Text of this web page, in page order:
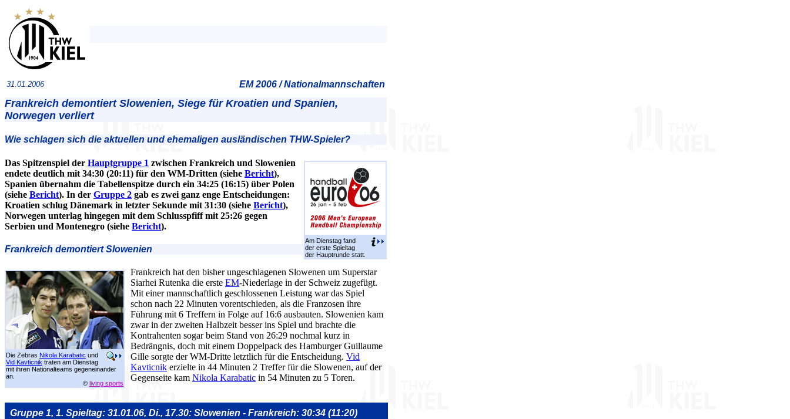
31.01.2006 EM 2006 / Nationalmannschaften
Frankreich demontiert Slowenien, Siege für Kroatien und Spanien,
Norwegen verliert
Wie schlagen sich die aktuellen und ehemaligen ausländischen THW-Spieler?
Am Dienstag fand
der erste Spieltag
der Hauptrunde statt.
Das Spitzenspiel der Hauptgruppe 1 zwischen Frankreich und Slowenien
endete deutlich mit 34:30 (20:11) für den WM-Dritten (siehe Bericht),
Spanien übernahm die Tabellenspitze durch ein 34:25 (16:15) über Polen
(siehe Bericht). In der Gruppe 2 gab es zwei ganz enge Entscheidungen:
Kroatien schlug Dänemark in letzter Sekunde mit 31:30 (siehe Bericht),
Norwegen unterlag hingegen mit dem Schlusspfiff mit 25:26 gegen
Serbien und Montenegro (siehe Bericht).
Frankreich demontiert Slowenien
Die Zebras Nikola Karabatic und
Vid Kavticnik traten am Dienstag
mit ihren Nationalteams gegeneinander
an.
© living sports
Frankreich hat den bisher ungeschlagenen Slowenen um Superstar
Siarhei Rutenka die erste EM-Niederlage in der Schweiz zugefügt.
Mit einer mannschaftlich geschlossenen Leistung war das Spiel
schon nach 22 Minuten vorentschieden, als die Franzosen ihre
Führung mit 6 Treffern in Folge auf 16:6 ausbauten. Slowenien kam
zwar in der zweiten Halbzeit besser ins Spiel und brachte die
Kontrahenten sogar beim Stand von 26:29 nochmal kurz in
Bedrängnis, doch mit einem Doppelpack des Hamburger Guillaume
Gille sorgte der WM-Dritte letztlich für die Entscheidung. Vid
Kavticnik erzielte in 44 Minuten 2 Treffer für die Slowenen, auf der
Gegenseite kam Nikola Karabatic in 54 Minuten zu 5 Toren.
Gruppe 1, 1. Spieltag: 31.01.06, Di., 17.30: Slowenien - Frankreich: 30:34 (11:20)